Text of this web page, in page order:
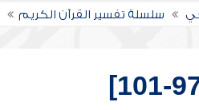
سلسلة تفسير القرآن الكريم